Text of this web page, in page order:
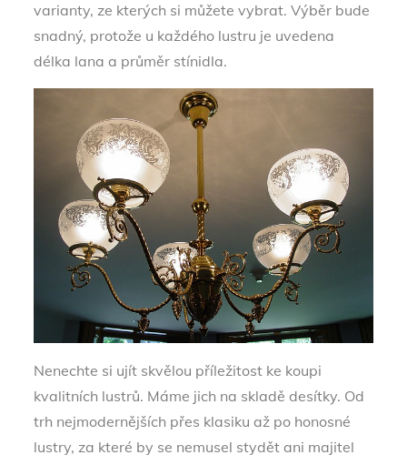
varianty, ze kterých si můžete vybrat. Výběr bude
snadný, protože u každého lustru je uvedena
délka lana a průměr stínidla.
Nenechte si ujít skvělou příležitost ke koupi
kvalitních lustrů. Máme jich na skladě desítky. Od
trh nejmodernějších přes klasiku až po honosné
lustry, za které by se nemusel stydět ani majitel